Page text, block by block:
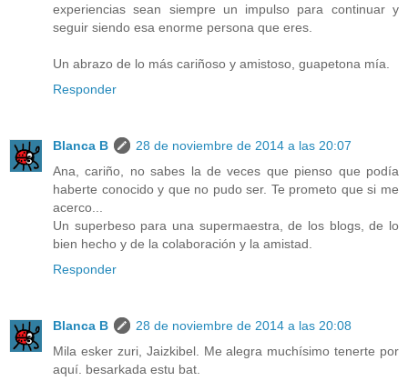
experiencias sean siempre un impulso para continuar y
seguir siendo esa enorme persona que eres.
Un abrazo de lo más cariñoso y amistoso, guapetona mía.
Responder
Blanca B
28 de noviembre de 2014 a las 20:07
Ana, cariño, no sabes la de veces que pienso que podía
haberte conocido y que no pudo ser. Te prometo que si me
acerco...
Un superbeso para una supermaestra, de los blogs, de lo
bien hecho y de la colaboración y la amistad.
Responder
Blanca B
28 de noviembre de 2014 a las 20:08
Mila esker zuri, Jaizkibel. Me alegra muchísimo tenerte por
aquí. besarkada estu bat.